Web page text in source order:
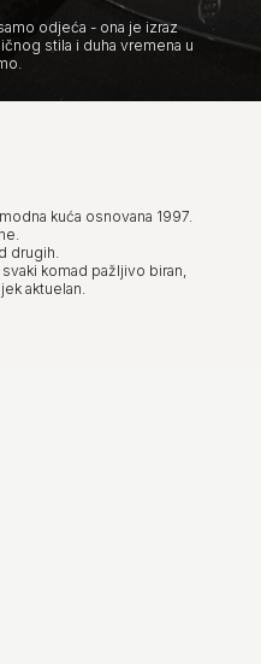
odjeća - ona je izraz
stila i duha vremena u
kuća osnovana 1997.
drugih.
komad pažljivo biran,
aktuelan.